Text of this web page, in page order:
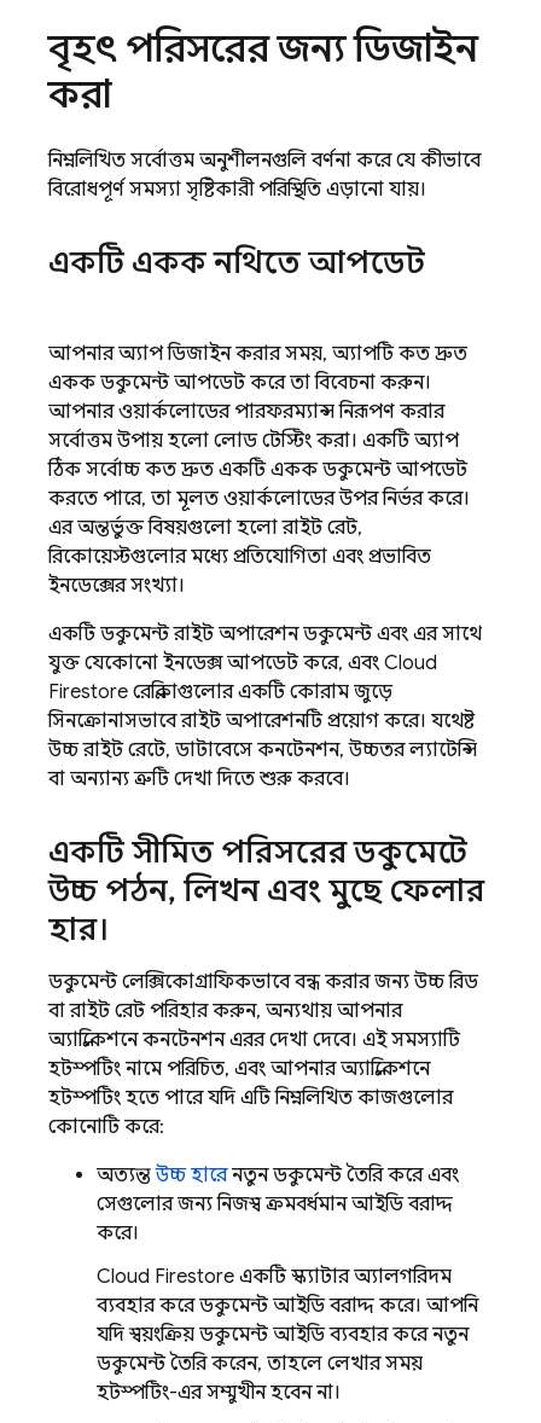
বৃহৎ পরিসরের জন্য ডিজাইন
করা
নিম্নলিখিত সর্বোত্তম অনুশীলনগুলি বর্ণনা করে যে কীভাবে
বিরোধপূর্ণ সমস্যা সৃষ্টিকারী পরিস্থিতি এড়ানো যায়।
একটি একক নথিতে আপডেট
আপনার অ্যাপ ডিজাইন করার সময়, অ্যাপটি কত দ্রুত
একক ডকুমেন্ট আপডেট করে তা বিবেচনা করুন।
আপনার ওয়ার্কলোডের পারফরম্যান্স নিরূপণ করার
সর্বোত্তম উপায় হলো লোড টেস্টিং করা। একটি অ্যাপ
ঠিক সর্বোচ্চ কত দ্রুত একটি একক ডকুমেন্ট আপডেট
করতে পারে, তা মূলত ওয়ার্কলোডের উপর নির্ভর করে।
এর অন্তর্ভুক্ত বিষয়গুলো হলো রাইট রেট,
রিকোয়েস্টগুলোর মধ্যে প্রতিযোগিতা এবং প্রভাবিত
ইনডেক্সের সংখ্যা।
একটি ডকুমেন্ট রাইট অপারেশন ডকুমেন্ট এবং এর সাথে
যুক্ত যেকোনো ইনডেক্স আপডেট করে, এবং Cloud
Firestore রেপ্লিকাগুলোর একটি কোরাম জুড়ে
সিনক্রোনাসভাবে রাইট অপারেশনটি প্রয়োগ করে। যথেষ্ট
উচ্চ রাইট রেটে, ডাটাবেসে কনটেনশন, উচ্চতর ল্যাটেন্সি
বা অন্যান্য ত্রুটি দেখা দিতে শুরু করবে।
একটি সীমিত পরিসরের ডকুমেন্টে
উচ্চ পঠন, লিখন এবং মুছে ফেলার
হার।
ডকুমেন্ট লেক্সিকোগ্রাফিকভাবে বন্ধ করার জন্য উচ্চ রিড
বা রাইট রেট পরিহার করুন, অন্যথায় আপনার
অ্যাপ্লিকেশনে কনটেনশন এরর দেখা দেবে। এই সমস্যাটি
হটস্পটিং নামে পরিচিত, এবং আপনার অ্যাপ্লিকেশনে
হটস্পটিং হতে পারে যদি এটি নিম্নলিখিত কাজগুলোর
কোনোটি করে:
অত্যন্তউচ্চ হারেনতুন ডকুমেন্ট তৈরি করে এবং
সেগুলোর জন্য নিজস্ব ক্রমবর্ধমান আইডি বরাদ্দ
করে।
Cloud Firestore একটি স্ক্যাটার অ্যালগরিদম
ব্যবহার করে ডকুমেন্ট আইডি বরাদ্দ করে। আপনি
যদি স্বয়ংক্রিয় ডকুমেন্ট আইডি ব্যবহার করে নতুন
ডকুমেন্ট তৈরি করেন, তাহলে লেখার সময়
হটস্পটিং-এর সম্মুখীন হবেন না।